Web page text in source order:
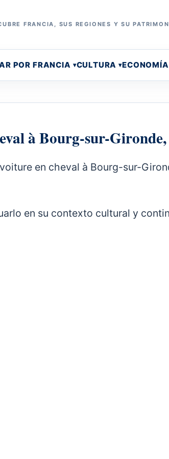
FRANCIA, SUS REGIONES Y SU
POR FRANCIA CULTURA ECONOMÍA
à Bourg-sur-
en cheval à Bourg-sur-
en su contexto cultural y